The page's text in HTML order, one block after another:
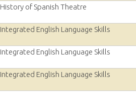
History of Spanish Theatre
Integrated English Language Skills
Integrated English Language Skills
Integrated English Language Skills